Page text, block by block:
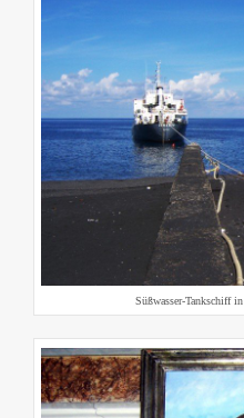
Süßwasser-Tankschiff